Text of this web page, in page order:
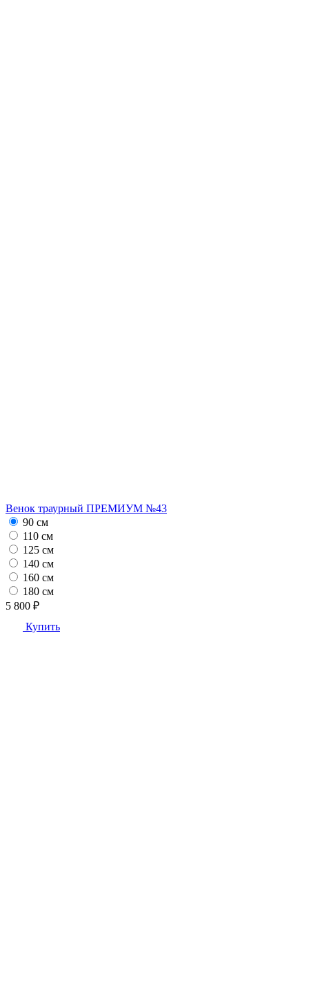
Венок траурный ПРЕМИУМ №43
90 см
110 см
125 см
140 см
160 см
180 см
5 800 ₽
Купить